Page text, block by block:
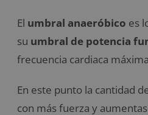
El umbral anaeróbico es
su umbral de potencia
frecuencia cardiaca
En este punto la cantidad
con más fuerza y